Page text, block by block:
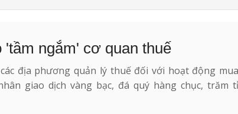
'tầm ngắm' cơ quan thuế
địa phương quản lý thuế đối với hoạt động mua
giao dịch vàng bạc, đá quý hàng chục, trăm tỉ